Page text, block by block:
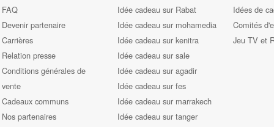
FAQ
Devenir partenaire
Carrières
Relation presse
Conditions générales de
vente
Cadeaux communs
Nos partenaires
Idée cadeau sur Rabat
Idée cadeau sur mohamedia
Idée cadeau sur kenitra
Idée cadeau sur sale
Idée cadeau sur agadir
Idée cadeau sur fes
Idée cadeau sur marrakech
Idée cadeau sur tanger
Idées de
Comités
Jeu TV et